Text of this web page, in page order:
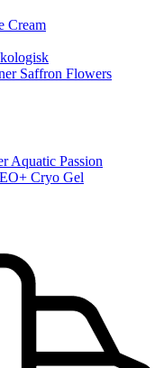
Cream
Saffron Flowers
Aquatic Passion
Cryo Gel